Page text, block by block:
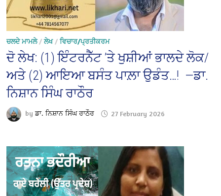
ਚਲਦੇ ਮਾਮਲੇ/ਲੇਖ/ਵਿਚਾਰ/ਪ੍ਰਤੀਕਰਮ
ਦੋ ਲੇਖ: (1) ਇੰਟਰਨੈੱਟ ’ਤੇ ਖੁਸ਼ੀਆਂ ਭਾਲਦੇ ਲੋਕ/
ਅਤੇ (2) ਆਇਆ ਬਸੰਤ ਪਾਲ਼ਾ ਉਡੰਤ…! —ਡਾ.
ਨਿਸ਼ਾਨ ਸਿੰਘ ਰਾਠੌਰ
byਡਾ. ਨਿਸ਼ਾਨ ਸਿੰਘ ਰਾਠੌਰ 27 February 2026